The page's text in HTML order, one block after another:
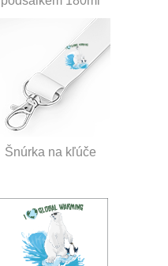
Šnúrka na kľúče